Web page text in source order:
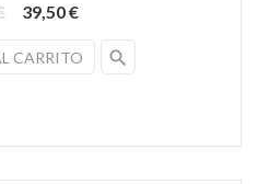
39,50 €
CARRITO search